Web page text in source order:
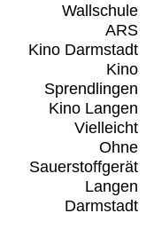
Wallschule
ARS
Kino Darmstadt
Kino
Sprendlingen
Kino Langen
Vielleicht
Ohne
Sauerstoffgerät
Langen
Darmstadt